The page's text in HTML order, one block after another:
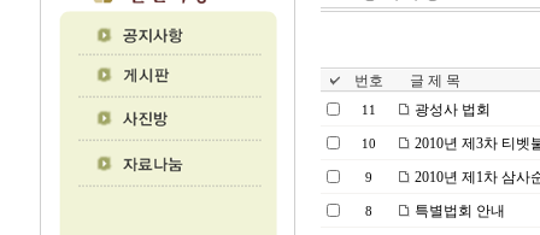
번호 글 제 목
11 광성사 법회
10 2010년 제3차 티벳
9 2010년 제1차 삼사
8 특별법회 안내